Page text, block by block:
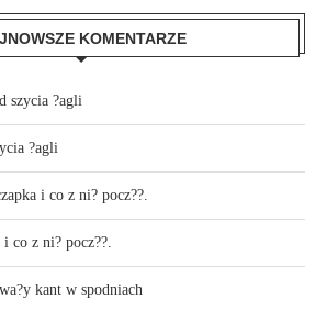
KOMENTARZE
szycia ?agli
?agli
i co z ni? pocz??.
i co z ni? pocz??.
kant w spodniach